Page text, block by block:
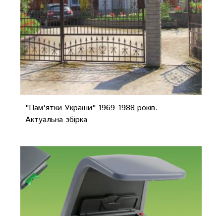
"Пам'ятки України" 1969-1988 років.
Актуальна збірка